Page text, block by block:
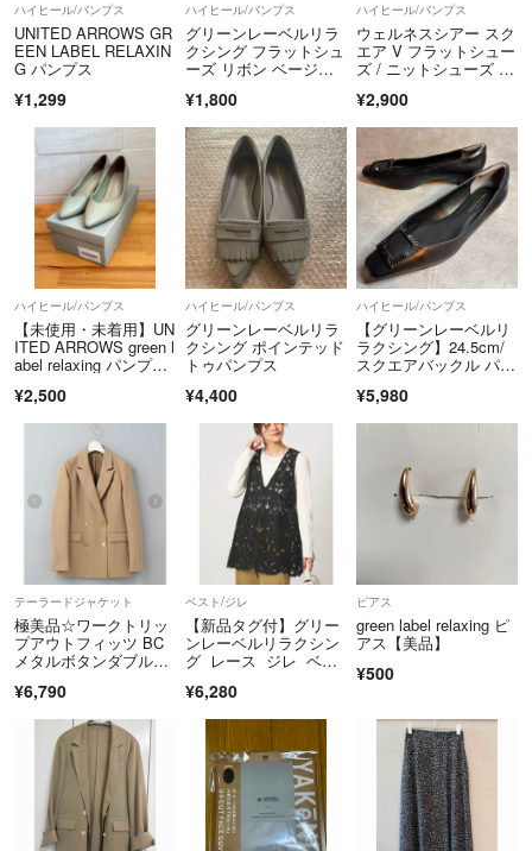
ハイヒール/パンプス
UNITED ARROWS GR
EEN LABEL RELAXIN
G パンプス
¥1,299
ハイヒール/パンプス
グリーンレーベルリラ
クシング フラットシュ
ーズ リボン ベージ
¥1,800
ハイヒール/パンプス
ウェルネスシアー スク
エア V フラットシュー
ズ / ニットシューズ 2
¥2,900
ハイヒール/パンプス
【未使用・未着用】UN
ITED ARROWS green l
abel relaxing パンプ
円
¥2,500
ハイヒール/パンプス
グリーンレーベルリラ
クシング ポインテッド
トゥパンプス
¥4,400
ハイヒール/パンプス
【グリーンレーベルリ
ラクシング】24.5cm/
スクエアバックル パン
¥5,980
テーラードジャケット
極美品☆ワークトリッ
プアウトフィッツ BC
メタルボタンダブルジ
¥6,790
ベスト/ジレ
【新品タグ付】グリー
ンレーベルリラクシン
グ レース ジレ ベス
¥6,280
ピアス
green label relaxing ピ
アス【美品】
¥500